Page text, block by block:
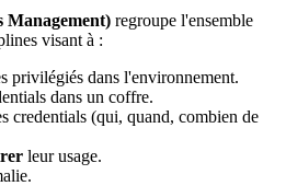
Management) regroupe l'ensemble
visant à :
privilégiés dans l'environnement.
dans un coffre.
credentials (qui, quand, combien de
leur usage.